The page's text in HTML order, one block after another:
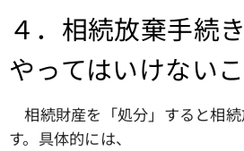
４．相続放棄手続
やってはいけない
相続財産を「処分」すると相
す。具体的には、